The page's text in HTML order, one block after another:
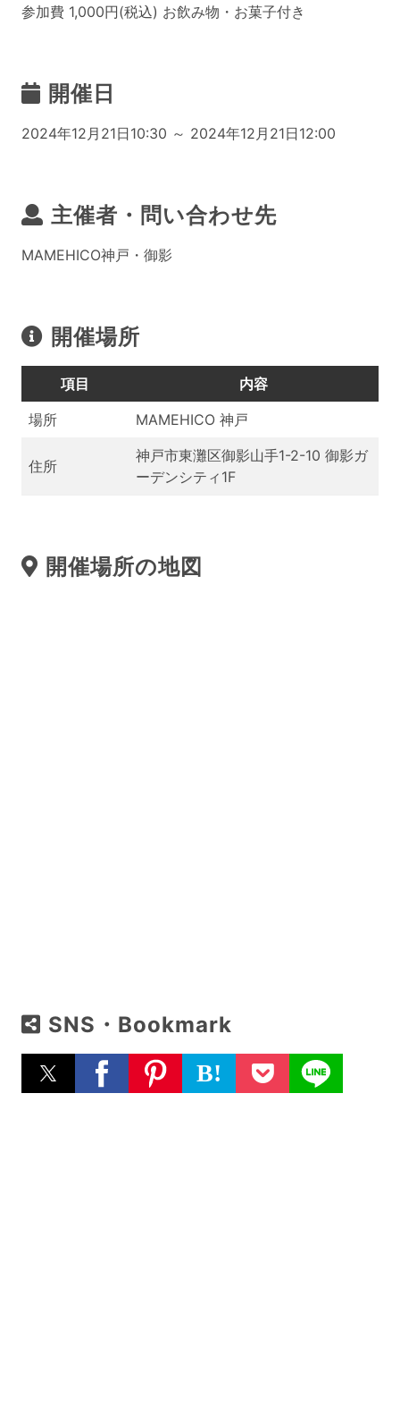
参加費 1,000円(税込) お飲み物・お菓子付き
開催日
2024年12月21日10:30 ～ 2024年12月21日12:00
主催者・問い合わせ先
MAMEHICO神戸・御影
開催場所
項目
内容
場所
MAMEHICO 神戸
住所
神戸市東灘区御影山手1-2-10 御影ガ
ーデンシティ1F
開催場所の地図
SNS・Bookmark
B!